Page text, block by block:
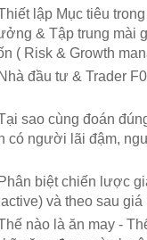
lập Mục tiêu
& Tập trung mài
( Risk & Growth
đầu tư & Trader
sao cùng đoán
có người lãi đậm,
biệt chiến lược
và theo sau giá
nào là ăn may -